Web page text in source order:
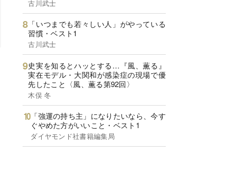
古川武士
「いつまでも若々しい人」がやっている
習慣・ベスト1
古川武士
史実を知るとハッとする…『風、薫る』
実在モデル・大関和が感染症の現場で優
先したこと〈風、薫る第92回〉
木俣 冬
「強運の持ち主」になりたいなら、今す
ぐやめた方がいいこと・ベスト1
ダイヤモンド社書籍編集局